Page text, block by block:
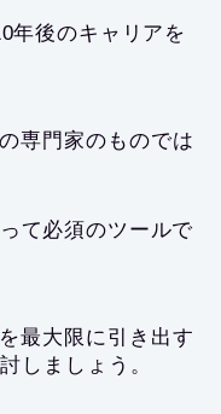
年後のキャリアを
専門家のものでは
て必須のツールで
最大限に引き出す
しましょう。